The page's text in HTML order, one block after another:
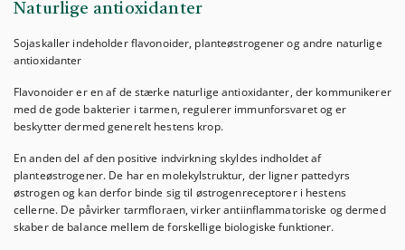
Naturlige antioxidanter
Sojaskaller indeholder flavonoider, planteøstrogener og andre naturlige
antioxidanter
Flavonoider er en af de stærke naturlige antioxidanter, der kommunikerer
med de gode bakterier i tarmen, regulerer immunforsvaret og er
beskytter dermed generelt hestens krop.
En anden del af den positive indvirkning skyldes indholdet af
planteøstrogener. De har en molekylstruktur, der ligner pattedyrs
østrogen og kan derfor binde sig til østrogenreceptorer i hestens
cellerne. De påvirker tarmfloraen, virker antiinflammatoriske og dermed
skaber de balance mellem de forskellige biologiske funktioner.